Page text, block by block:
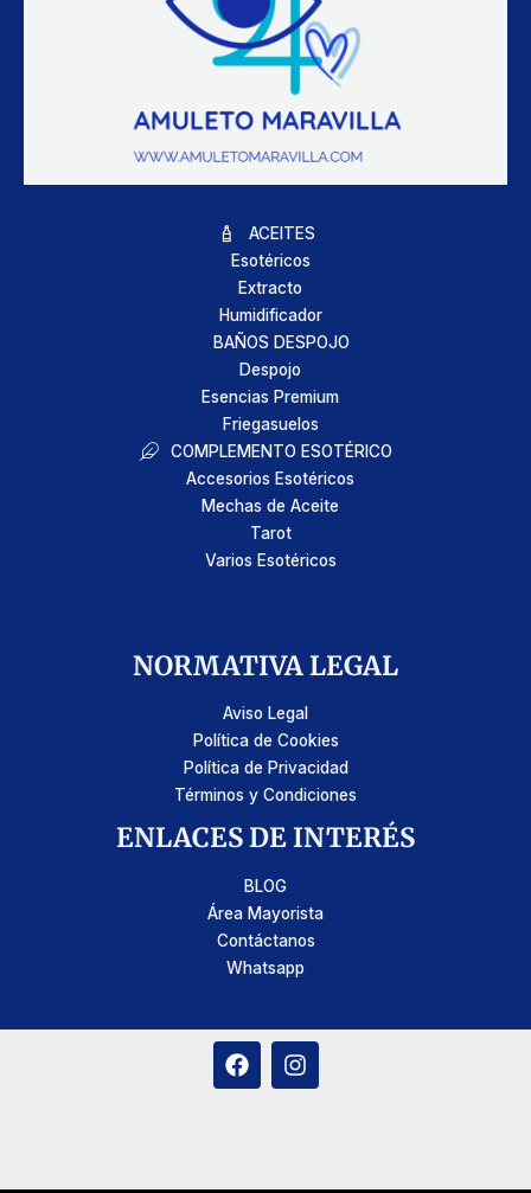
ACEITES
Esotéricos
Extracto
Humidificador
BAÑOS DESPOJO
Despojo
Esencias Premium
Friegasuelos
COMPLEMENTO ESOTÉRICO
Accesorios Esotéricos
Mechas de Aceite
Tarot
Varios Esotéricos
NORMATIVA LEGAL
Aviso Legal
Política de Cookies
Política de Privacidad
Términos y Condiciones
ENLACES DE INTERÉS
BLOG
Área Mayorista
Contáctanos
Whatsapp
F
a
I
n